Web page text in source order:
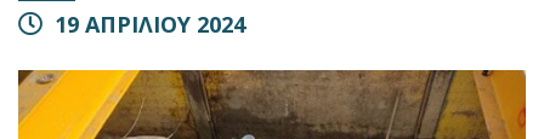
19 ΑΠΡΙΛΙΟΥ 2024